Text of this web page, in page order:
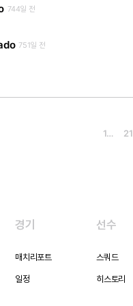
744일 전
751일 전
1… 21
경기
매치리포트
일정
선수
스쿼드
히스토리